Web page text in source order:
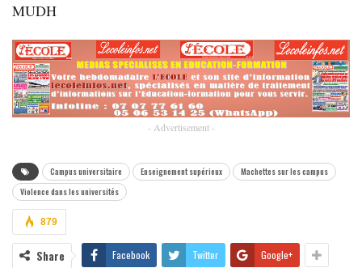
MUDH
- Advertisement -
Campus universitaire Enseignement supérieux
Machettes sur les campus
Violence dans les universités
879
Share Facebook Twitter Google+